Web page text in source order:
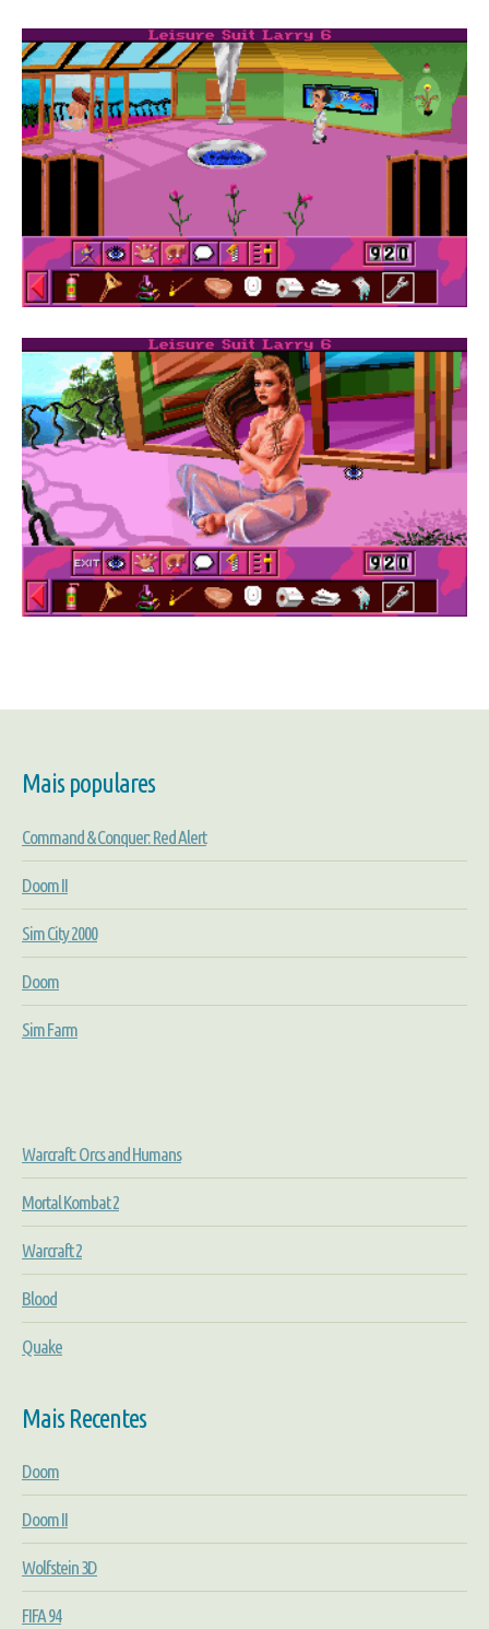
Mais populares
Command & Conquer: Red Alert
Doom II
Sim City 2000
Doom
Sim Farm
Warcraft: Orcs and Humans
Mortal Kombat 2
Warcraft 2
Blood
Quake
Mais Recentes
Doom
Doom II
Wolfstein 3D
FIFA 94